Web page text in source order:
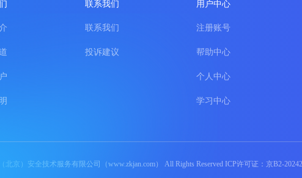
联系我们
联系我们
投诉建议
用户中心
注册账号
帮助中心
个人中心
学习中心
北京）安全技术服务有限公司（www.zkjan.com） All Rights Reserved ICP许可证：京B2-